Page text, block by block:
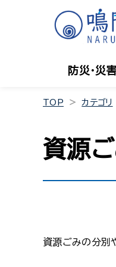
防災・災
TOP カテゴリ
資源
資源ごみの分別